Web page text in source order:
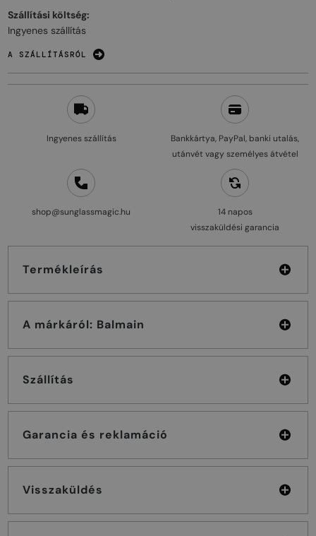
Ingyenes szállítás
Bankkártya, PayPal, banki utalás,
utánvét vagy személyes átvétel
shop@sunglassmagic.hu
14 napos
visszaküldési garancia
Termékleírás
A márkáról: Balmain
Szállítás
Garancia és reklamáció
Visszaküldés
Szállítási költség:
Ingyenes szállítás
A SZÁLLÍTÁSRÓL